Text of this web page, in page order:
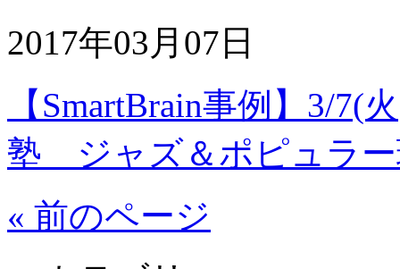
2017年03月07日
【SmartBrain事例】3/7(
塾 ジャズ＆ポピュラー
« 前のページ